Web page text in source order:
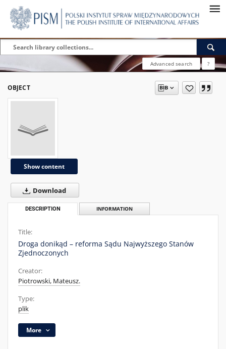
Advanced search ?
OBJECT
Show content
Download
DESCRIPTION INFORMATION
Title:
Droga donikąd – reforma Sądu Najwyższego Stanów
Zjednoczonych
Creator:
Piotrowski, Mateusz.
Type:
plik
More